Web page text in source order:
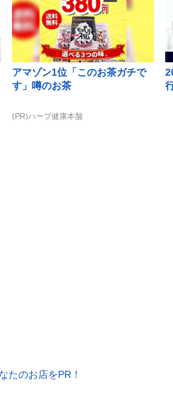
アマゾン1位「このお茶ガチで
す」噂のお茶
(PR)ハーブ健康本舗